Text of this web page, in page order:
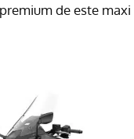
de este